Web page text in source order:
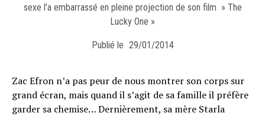
sexe l’a embarrassé en pleine projection de son film » The
Lucky One »
Publié le 29/01/2014
Zac Efron n’a pas peur de nous montrer son corps sur
grand écran, mais quand il s’agit de sa famille il préfère
garder sa chemise… Dernièrement, sa mère Starla